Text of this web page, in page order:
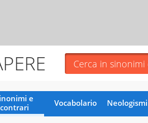
e
contrari
Vocabolario Neologismi